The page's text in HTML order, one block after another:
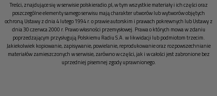
Treści, znajdujące się w serwisie polskieradio.pl, w tym wszystkie materiały i ich części oraz
poszczególne elementy samego serwisu mają charakter utworów lub wytworów objętych
ochroną Ustawy z dnia 4 lutego 1994 r. o prawie autorskim i prawach pokrewnych lub Ustawy z
dnia 30 czerwca 2000 r. Prawo własności przemysłowej. Prawa o których mowa w zdaniu
poprzedzającym przysługują Polskiemu Radiu S.A. w likwidacji lub podmiotom trzecim.
Jakiekolwiek kopiowanie, zapisywanie, powielanie, reprodukowanie oraz rozpowszechnianie
materiałów zamieszczonych w serwisie, zarówno w części, jak i w całości jest zabronione bez
uprzedniej pisemnej zgody uprawnionego.